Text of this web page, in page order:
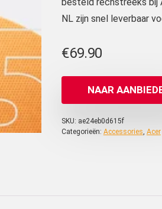
NL zijn snel leverbaar
€69.90
NAAR
SKU: ae24eb0d615f
Categorieën: Accessories, Acer